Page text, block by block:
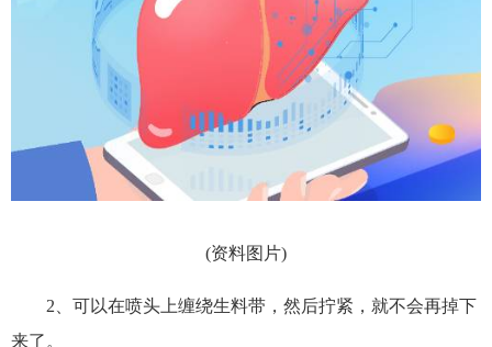
(资料图片)
2、可以在喷头上缠绕生料带，然后拧紧，就不会再掉下
来了。